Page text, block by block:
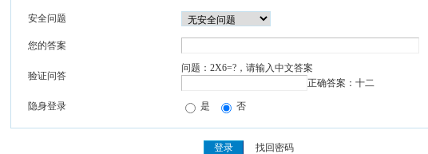
安全问题
您的答案
验证问答
问题：2X6=?，请输入中文答案
正确答案：十二
隐身登录 是 否
找回密码